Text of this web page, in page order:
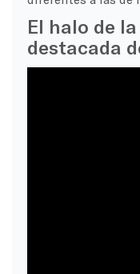
El halo de
destacada